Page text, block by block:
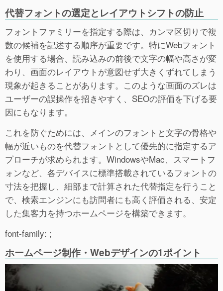
代替フォントの選定とレイアウトシフトの防止
フォントファミリーを指定する際は、カンマ区切りで複
数の候補を記述する順序が重要です。特にWebフォント
を使用する場合、読み込みの前後で文字の幅や高さが変
わり、画面のレイアウトが意図せず大きくずれてしまう
現象が起きることがあります。このような画面のズレは
ユーザーの誤操作を招きやすく、SEOの評価を下げる要
因にもなります。
これを防ぐためには、メインのフォントと文字の骨格や
幅が近いものを代替フォントとして優先的に指定するア
プローチが求められます。WindowsやMac、スマートフ
ォンなど、各デバイスに標準搭載されているフォントの
寸法を把握し、細部まで計算された代替指定を行うこと
で、検索エンジンにも訪問者にも高く評価される、安定
した集客力を持つホームページを構築できます。
font-family: ;
ホームページ制作・Webデザインの1ポイント